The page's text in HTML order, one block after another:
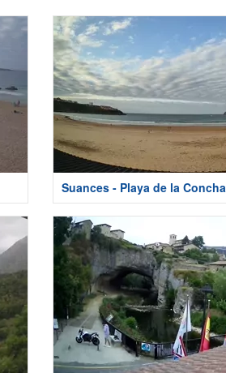
Suances - Playa de la Concha